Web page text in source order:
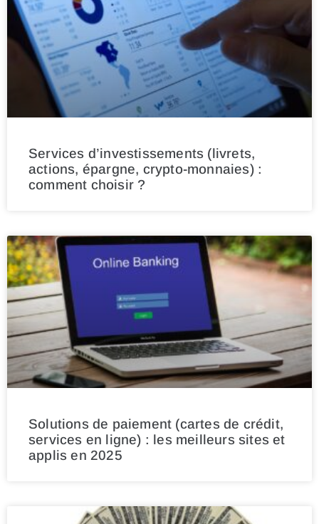
Services d’investissements (livrets,
actions, épargne, crypto-monnaies) :
comment choisir ?
Solutions de paiement (cartes de crédit,
services en ligne) : les meilleurs sites et
applis en 2025